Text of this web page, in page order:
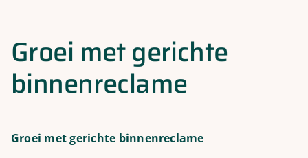
Groei met gerichte
binnenreclame
Groei met gerichte binnenreclame